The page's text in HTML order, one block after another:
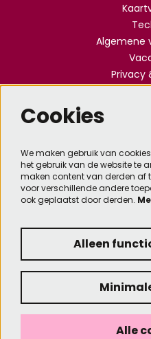
Algemene
Privacy
Meld je aan
©
Cookies
We maken gebruik van
het gebruik van de website te
maken content van derden af
voor verschillende andere
ook geplaatst door derden.
Alleen
Alle